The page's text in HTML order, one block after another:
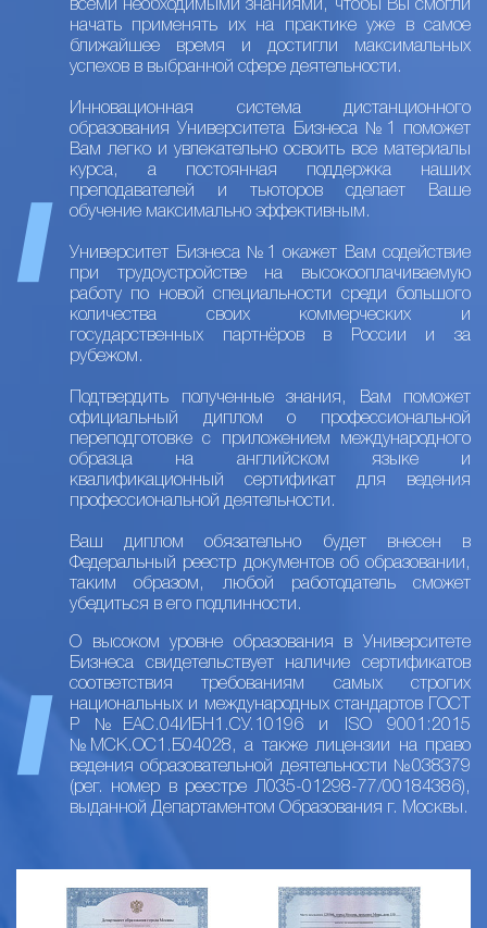
всеми необходимыми знаниями, чтобы Вы смогли
начать применять их на практике уже в самое
ближайшее время и достигли максимальных
успехов в выбранной сфере деятельности.
Инновационная система дистанционного
образования Университета Бизнеса №1 поможет
Вам легко и увлекательно освоить все материалы
курса, а постоянная поддержка наших
преподавателей и тьюторов сделает Ваше
обучение максимально эффективным.
Университет Бизнеса №1 окажет Вам содействие
при трудоустройстве на высокооплачиваемую
работу по новой специальности среди большого
количества своих коммерческих и
государственных партнёров в России и за
рубежом.
Подтвердить полученные знания, Вам поможет
официальный диплом о профессиональной
переподготовке с приложением международного
образца на английском языке и
квалификационный сертификат для ведения
профессиональной деятельности.
Ваш диплом обязательно будет внесен в
Федеральный реестр документов об образовании,
таким образом, любой работодатель сможет
убедиться в его подлинности.
О высоком уровне образования в Университете
Бизнеса свидетельствует наличие сертификатов
соответствия требованиям самых строгих
национальных и международных стандартов ГОСТ
Р №ЕАС.04ИБН1.СУ.10196 и ISO 9001:2015
№МСК.ОС1.Б04028, а также лицензии на право
ведения образовательной деятельности №038379
(рег. номер в реестре Л035-01298-77/00184386),
выданной Департаментом Образования г. Москвы.